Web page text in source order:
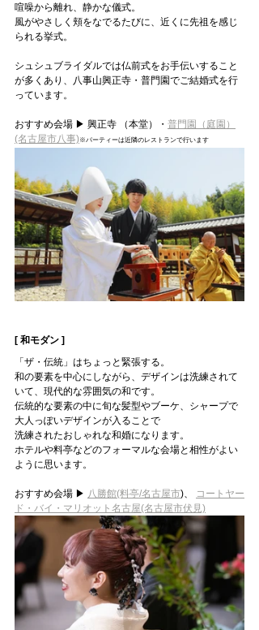
喧噪から離れ、静かな儀式。
風がやさしく頬をなでるたびに、近くに先祖を感じ
られる挙式。
シュシュブライダルでは仏前式をお手伝いすること
が多くあり、八事山興正寺・普門園でご結婚式を行
っています。
おすすめ会場 ▶ 興正寺 （本堂）・ 普門園（庭園）
(名古屋市八事)※パーティーは近隣のレストランで行います
[ 和モダン ]
「ザ・伝統」はちょっと緊張する。
和の要素を中心にしながら、デザインは洗練されて
いて、現代的な雰囲気の和です。
伝統的な要素の中に旬な髪型やブーケ、シャープで
大人っぽいデザインが入ることで
洗練されたおしゃれな和婚になります。
ホテルや料亭などのフォーマルな会場と相性がよい
ように思います。
おすすめ会場 ▶ 八勝館(料亭/名古屋市)、
コートヤー
ド・バイ・マリオット名古屋(名古屋市伏見)